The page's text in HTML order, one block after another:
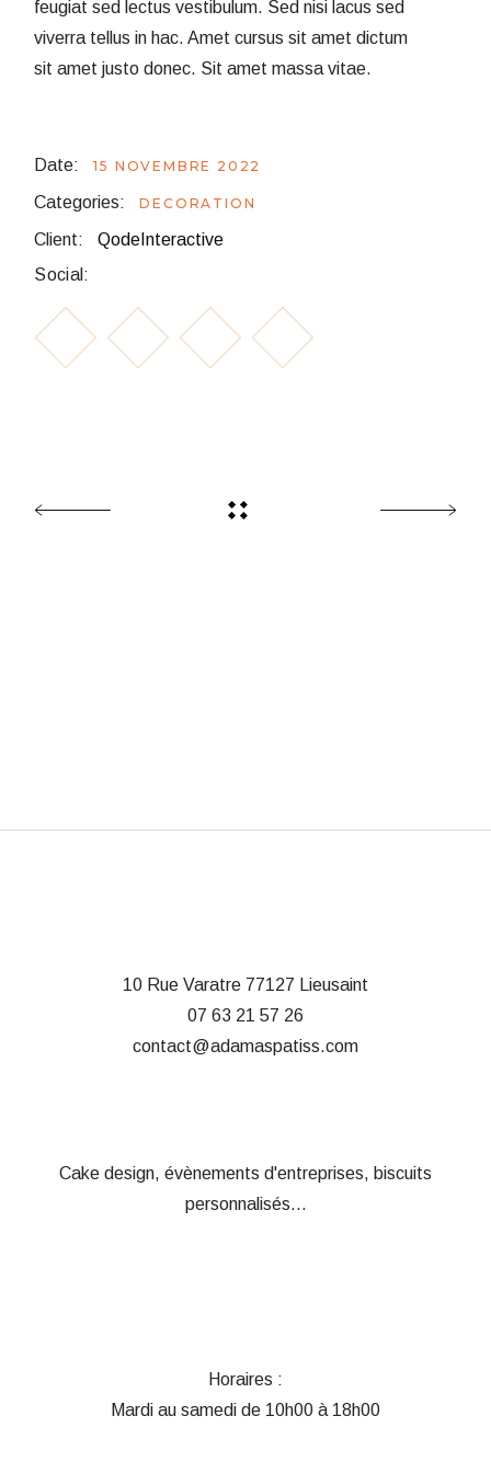
feugiat sed lectus vestibulum. Sed nisi lacus sed
viverra tellus in hac. Amet cursus sit amet dictum
sit amet justo donec. Sit amet massa vitae.
Date: 15 NOVEMBRE 2022
Categories: DECORATION
Client:
QodeInteractive
Social:
10 Rue Varatre 77127 Lieusaint
07 63 21 57 26
contact@adamaspatiss.com
Cake design, évènements d'entreprises, biscuits
personnalisés...
Horaires :
Mardi au samedi de 10h00 à 18h00